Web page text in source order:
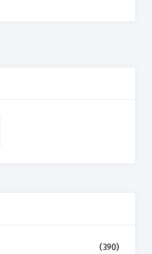
(390)